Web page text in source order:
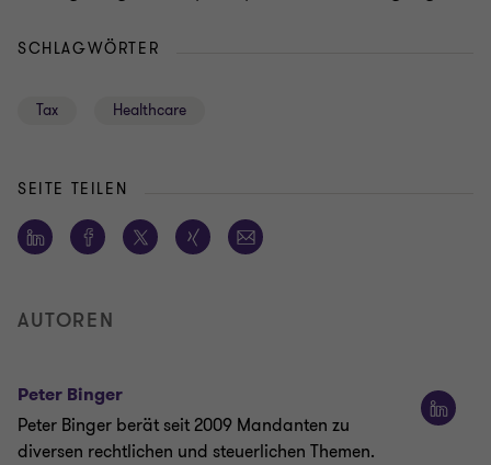
SCHLAGWÖRTER
Tax Healthcare
SEITE TEILEN
AUTOREN
Peter Binger
Peter Binger berät seit 2009 Mandanten zu
diversen rechtlichen und steuerlichen Themen.